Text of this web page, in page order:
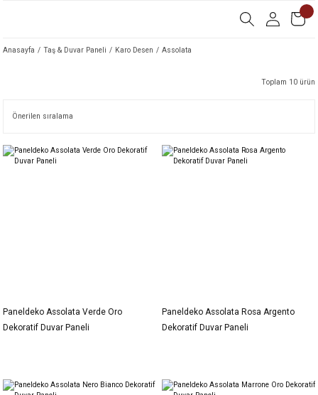
Anasayfa Taş & Duvar Paneli Karo Desen Assolata
Toplam 10 ürün
Paneldeko Assolata Verde Oro
Dekoratif Duvar Paneli
Paneldeko Assolata Rosa Argento
Dekoratif Duvar Paneli